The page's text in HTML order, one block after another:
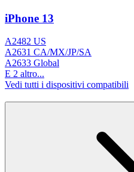
iPhone 13
A2482 US
A2631 CA/MX/JP/SA
A2633 Global
E 2 altro...
Vedi tutti i dispositivi compatibili